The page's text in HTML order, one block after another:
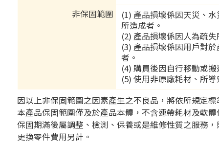
非保固範圍
(1) 產品損壞係因天災、
所造成者。
(2) 產品損壞係因人為疏
(3) 產品損壞係因用戶對
者。
(4) 購買後因自行移動或
(5) 使用非原廠耗材、所
因以上非保固範圍之因素產生之不良品，將依所規定
本產品保固範圍僅及於產品本體，不含連帶耗材及軟
保固期滿後屬調整、檢測、保養或是維修性質之服務
更換零件費用另計。